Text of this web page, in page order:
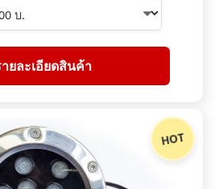
ยละเอียดสินค้า
HOT